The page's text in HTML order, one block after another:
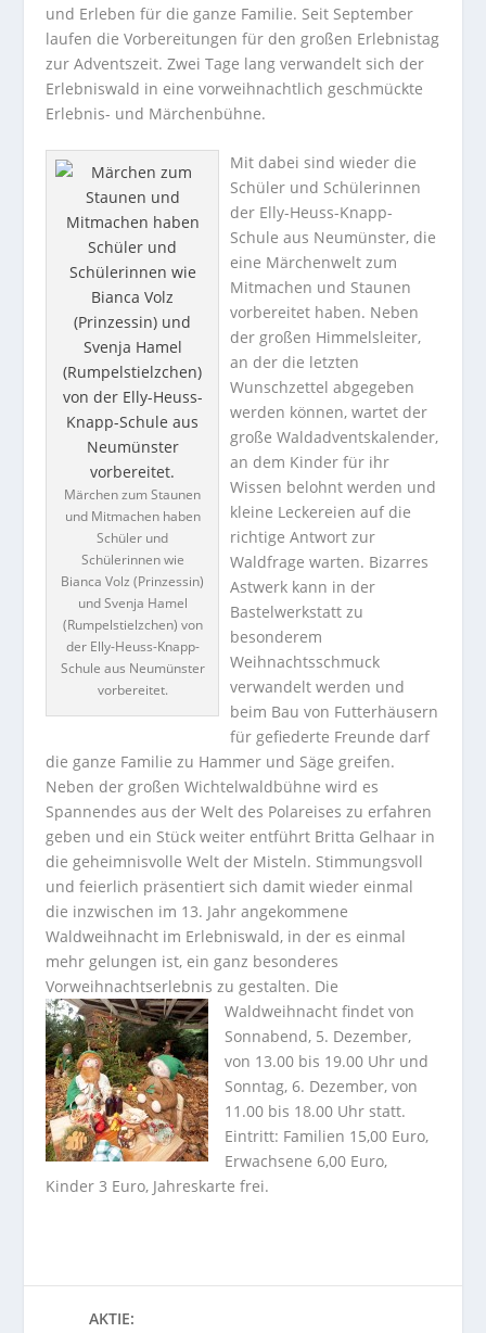
und Erleben für die ganze Familie. Seit September
laufen die Vorbereitungen für den großen Erlebnistag
zur Adventszeit. Zwei Tage lang verwandelt sich der
Erlebniswald in eine vorweihnachtlich geschmückte
Erlebnis- und Märchenbühne.
Märchen zum Staunen
und Mitmachen haben
Schüler und
Schülerinnen wie
Bianca Volz (Prinzessin)
und Svenja Hamel
(Rumpelstielzchen) von
der Elly-Heuss-Knapp-
Schule aus Neumünster
vorbereitet.
Mit dabei sind wieder die
Schüler und Schülerinnen
der Elly-Heuss-Knapp-
Schule aus Neumünster, die
eine Märchenwelt zum
Mitmachen und Staunen
vorbereitet haben. Neben
der großen Himmelsleiter,
an der die letzten
Wunschzettel abgegeben
werden können, wartet der
große Waldadventskalender,
an dem Kinder für ihr
Wissen belohnt werden und
kleine Leckereien auf die
richtige Antwort zur
Waldfrage warten. Bizarres
Astwerk kann in der
Bastelwerkstatt zu
besonderem
Weihnachtsschmuck
verwandelt werden und
beim Bau von Futterhäusern
für gefiederte Freunde darf
die ganze Familie zu Hammer und Säge greifen.
Neben der großen Wichtelwaldbühne wird es
Spannendes aus der Welt des Polareises zu erfahren
geben und ein Stück weiter entführt Britta Gelhaar in
die geheimnisvolle Welt der Misteln. Stimmungsvoll
und feierlich präsentiert sich damit wieder einmal
die inzwischen im 13. Jahr angekommene
Waldweihnacht im Erlebniswald, in der es einmal
mehr gelungen ist, ein ganz besonderes
Vorweihnachtserlebnis zu gestalten. Die
Waldweihnacht findet von
Sonnabend, 5. Dezember,
von 13.00 bis 19.00 Uhr und
Sonntag, 6. Dezember, von
11.00 bis 18.00 Uhr statt.
Eintritt: Familien 15,00 Euro,
Erwachsene 6,00 Euro,
Kinder 3 Euro, Jahreskarte frei.
AKTIE: